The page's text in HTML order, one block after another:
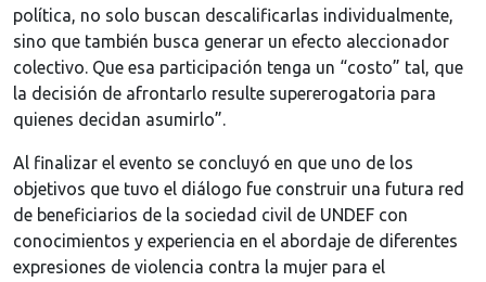
política, no solo buscan descalificarlas individualmente,
sino que también busca generar un efecto aleccionador
colectivo. Que esa participación tenga un “costo” tal, que
la decisión de afrontarlo resulte supererogatoria para
quienes decidan asumirlo”.
Al finalizar el evento se concluyó en que uno de los
objetivos que tuvo el diálogo fue construir una futura red
de beneficiarios de la sociedad civil de UNDEF con
conocimientos y experiencia en el abordaje de diferentes
expresiones de violencia contra la mujer para el